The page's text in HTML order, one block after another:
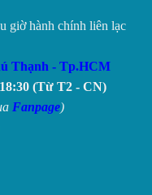
giờ hành chính liên lạc
Thạnh - Tp.HCM
(Từ T2 - CN)
Fanpage)